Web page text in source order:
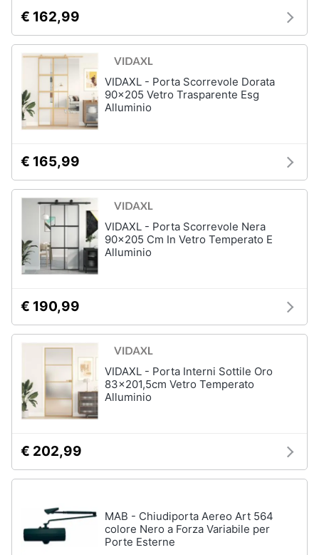
€ 162,99
VIDAXL - Porta Scorrevole Dorata
90x205 Vetro Trasparente Esg
Alluminio
€ 165,99
VIDAXL - Porta Scorrevole Nera
90x205 Cm In Vetro Temperato E
Alluminio
€ 190,99
VIDAXL - Porta Interni Sottile Oro
83x201,5cm Vetro Temperato
Alluminio
€ 202,99
MAB - Chiudiporta Aereo Art 564
colore Nero a Forza Variabile per
Porte Esterne